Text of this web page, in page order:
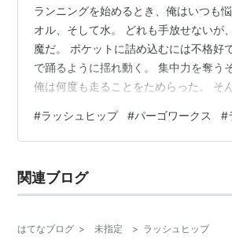
ランニングを始めるとき、俺はいつも
オル、そして水。 どれも手放せないが
魔だ。 ポケットに詰め込むには不格好
で踊るように揺れ動く。 集中力を奪う
俺は何度も走ることをためらった。 そ
「揺れないランニングベルト」と聞いて
た。 270ミリ×90ミリのストレッチメ
に配されている。 ベルトは63センチか
のウエストに対応し、重量はわずか
#ラッシュヒップ #パーゴワークス #
関連ブログ
はてなブログ > 未指定 > ラッシュヒップ